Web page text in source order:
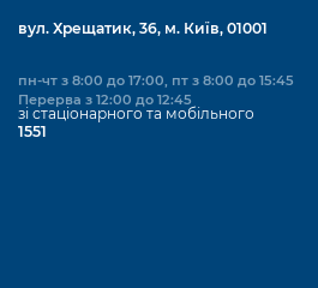
вул. Хрещатик, 36, м. Київ, 01001
пн-чт з 8:00 до 17:00, пт з 8:00 до 15:45
Перерва з 12:00 до 12:45
зі стаціонарного та мобільного
1551